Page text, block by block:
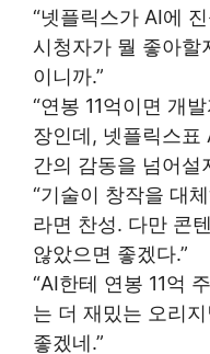
“넷플릭스가 AI에
시청자가 뭘 좋아할
이니까.”
“연봉 11억이면 개
장인데, 넷플릭스표
간의 감동을 넘어설
“기술이 창작을 대
라면 찬성. 다만 콘
않았으면 좋겠다.”
“AI한테 연봉 11억
는 더 재밌는 오리
좋겠네.”